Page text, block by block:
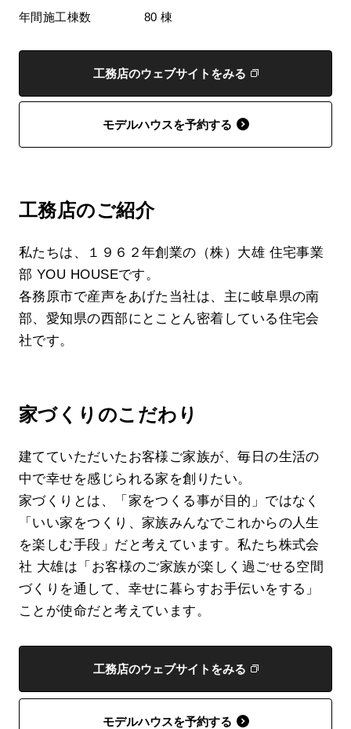
年間施工棟数
80 棟
工務店のウェブサイトをみる
モデルハウスを予約する
工務店のご紹介
私たちは、１９６２年創業の（株）大雄 住宅事業
部 YOU HOUSEです。
各務原市で産声をあげた当社は、主に岐阜県の南
部、愛知県の西部にとことん密着している住宅会
社です。
家づくりのこだわり
建てていただいたお客様ご家族が、毎日の生活の
中で幸せを感じられる家を創りたい。
家づくりとは、「家をつくる事が目的」ではなく
「いい家をつくり、家族みんなでこれからの人生
を楽しむ手段」だと考えています。私たち株式会
社 大雄は「お客様のご家族が楽しく過ごせる空間
づくりを通して、幸せに暮らすお手伝いをする」
ことが使命だと考えています。
工務店のウェブサイトをみる
モデルハウスを予約する